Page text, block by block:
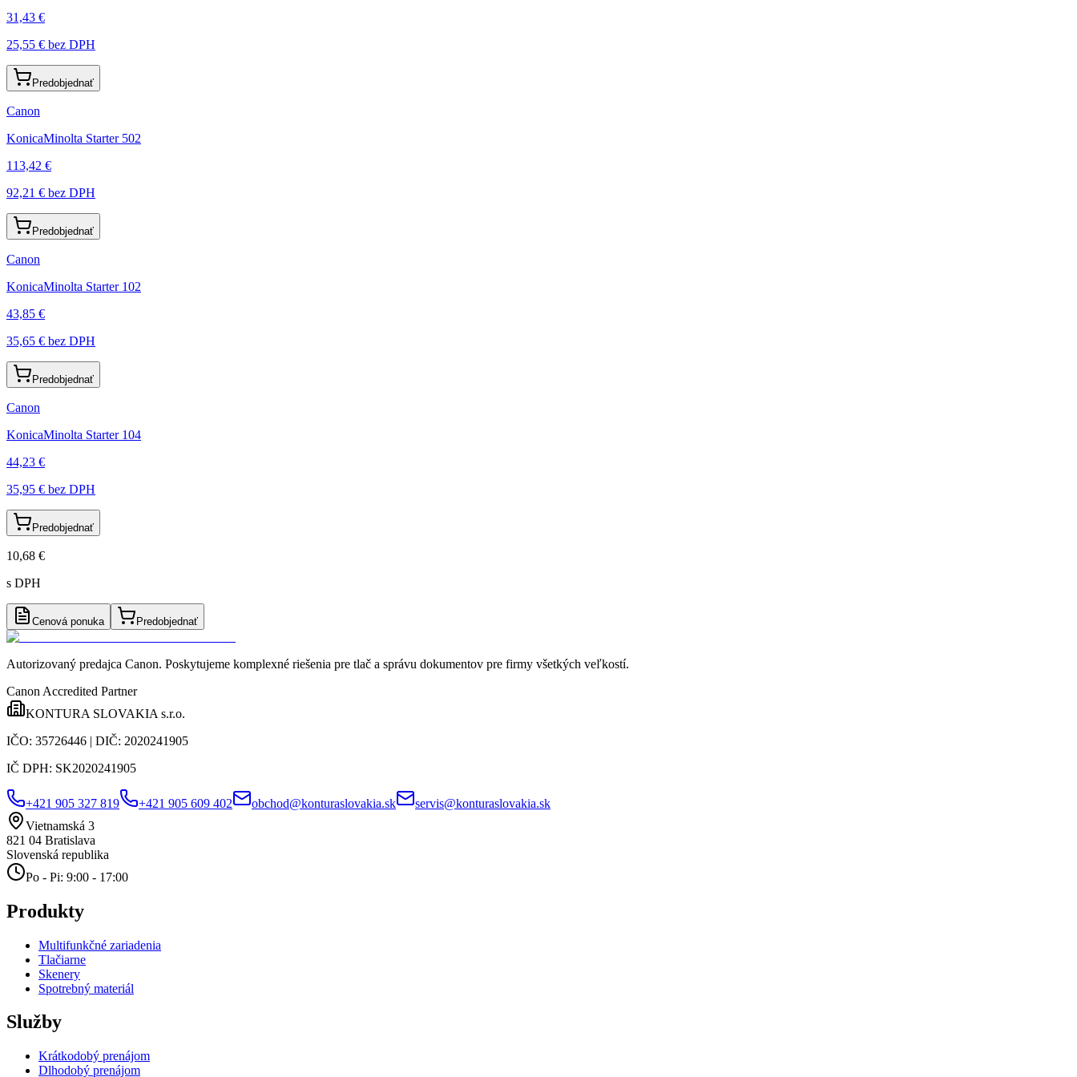
31,43 €
25,55 € bez DPH
Predobjednať
Canon
KonicaMinolta Starter 502
113,42 €
92,21 € bez DPH
Predobjednať
Canon
KonicaMinolta Starter 102
43,85 €
35,65 € bez DPH
Predobjednať
Canon
KonicaMinolta Starter 104
44,23 €
35,95 € bez DPH
Predobjednať
10,68 €
s DPH
Cenová ponuka Predobjednať
Autorizovaný predajca Canon. Poskytujeme komplexné riešenia pre tlač a správu dokumentov pre firmy všetkých veľkostí.
Canon Accredited Partner
KONTURA SLOVAKIA s.r.o.
IČO: 35726446 | DIČ: 2020241905
IČ DPH: SK2020241905
+421 905 327 819 +421 905 609 402 obchod@konturaslovakia.sk
servis@konturaslovakia.sk
Vietnamská 3
821 04 Bratislava
Slovenská republika
Po - Pi: 9:00 - 17:00
Produkty
Multifunkčné zariadenia
Tlačiarne
Skenery
Spotrebný materiál
Služby
Krátkodobý prenájom
Dlhodobý prenájom